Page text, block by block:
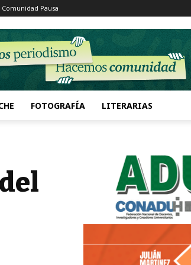
Pausa
FOTOGRAFÍA LITERARIAS